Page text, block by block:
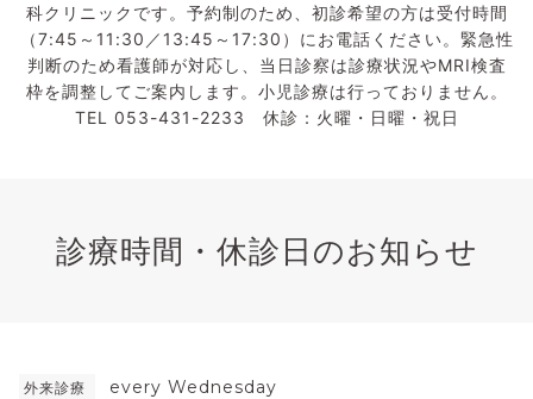
科クリニックです。予約制のため、初診希望の方は受付時間
（7:45～11:30／13:45～17:30）にお電話ください。緊急性
判断のため看護師が対応し、当日診察は診療状況やMRI検査
枠を調整してご案内します。小児診療は行っておりません。
TEL 053-431-2233 休診：火曜・日曜・祝日
診療時間・休診日のお知らせ
外来診療 every Wednesday